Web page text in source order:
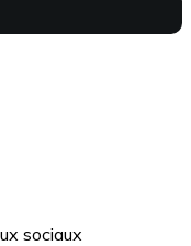
sociaux